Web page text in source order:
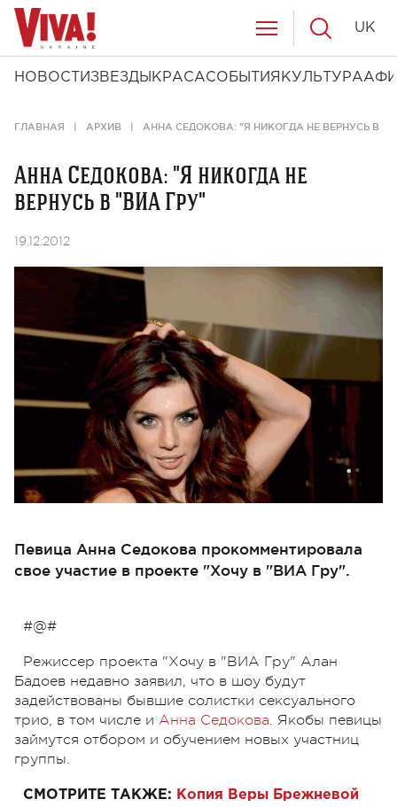
НОВОСТИ ЗВЕЗДЫ КРАСАСОБЫТИЯ КУЛЬТУРА
UK
ГЛАВНАЯ АРХИВ АННА СЕДОКОВА: "Я НИКОГДА НЕ ВЕРНУСЬ В
Анна Седокова: "Я никогда не
вернусь в "ВИА Гру"
19.12.2012
Певица Анна Седокова прокомментировала
свое участие в проекте "Хочу в "ВИА Гру".
#@#
Режиссер проекта "Хочу в "ВИА Гру" Алан
Бадоев недавно заявил, что в шоу будут
задействованы бывшие солистки сексуального
трио, в том числе и Анна Седокова. Якобы певицы
займутся отбором и обучением новых участниц
группы.
СМОТРИТЕ ТАКЖЕ: Копия Веры Брежневой